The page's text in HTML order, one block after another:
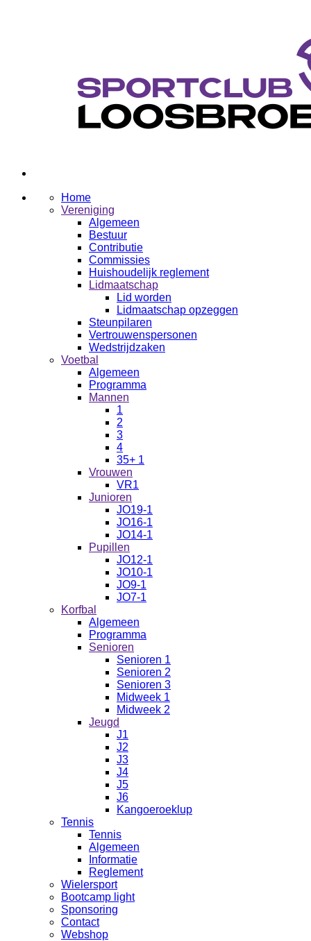
Home
Vereniging
Algemeen
Bestuur
Contributie
Commissies
Huishoudelijk reglement
Lidmaatschap
Lid worden
Lidmaatschap opzeggen
Steunpilaren
Vertrouwenspersonen
Wedstrijdzaken
Voetbal
Algemeen
Programma
Mannen
1
2
3
4
35+ 1
Vrouwen
VR1
Junioren
JO19-1
JO16-1
JO14-1
Pupillen
JO12-1
JO10-1
JO9-1
JO7-1
Korfbal
Algemeen
Programma
Senioren
Senioren 1
Senioren 2
Senioren 3
Midweek 1
Midweek 2
Jeugd
J1
J2
J3
J4
J5
J6
Kangoeroeklup
Tennis
Tennis
Algemeen
Informatie
Reglement
Wielersport
Bootcamp light
Sponsoring
Contact
Webshop